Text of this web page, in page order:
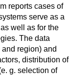
reports cases of
serve as a
well as for the
The data
region) and
distribution of
g. selection of